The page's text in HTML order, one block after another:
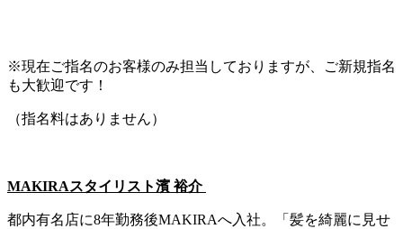
※現在ご指名のお客様のみ担当しておりますが、ご新規指名
も大歓迎です！
（指名料はありません）
MAKIRAスタイリスト濱 裕介
都内有名店に8年勤務後MAKIRAへ入社。「髪を綺麗に見せ